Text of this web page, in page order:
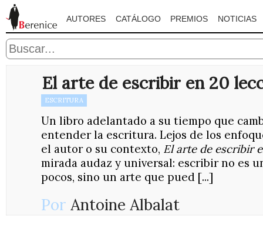
AUTORES CATÁLOGO PREMIOS NOTICIAS
El arte de escribir en 20
ESCRITURA
Un libro adelantado a su tiempo que
entender la escritura. Lejos de los
el autor o su contexto, El arte de escribir
mirada audaz y universal: escribir no es
pocos, sino un arte que pued [...]
Por Antoine Albalat